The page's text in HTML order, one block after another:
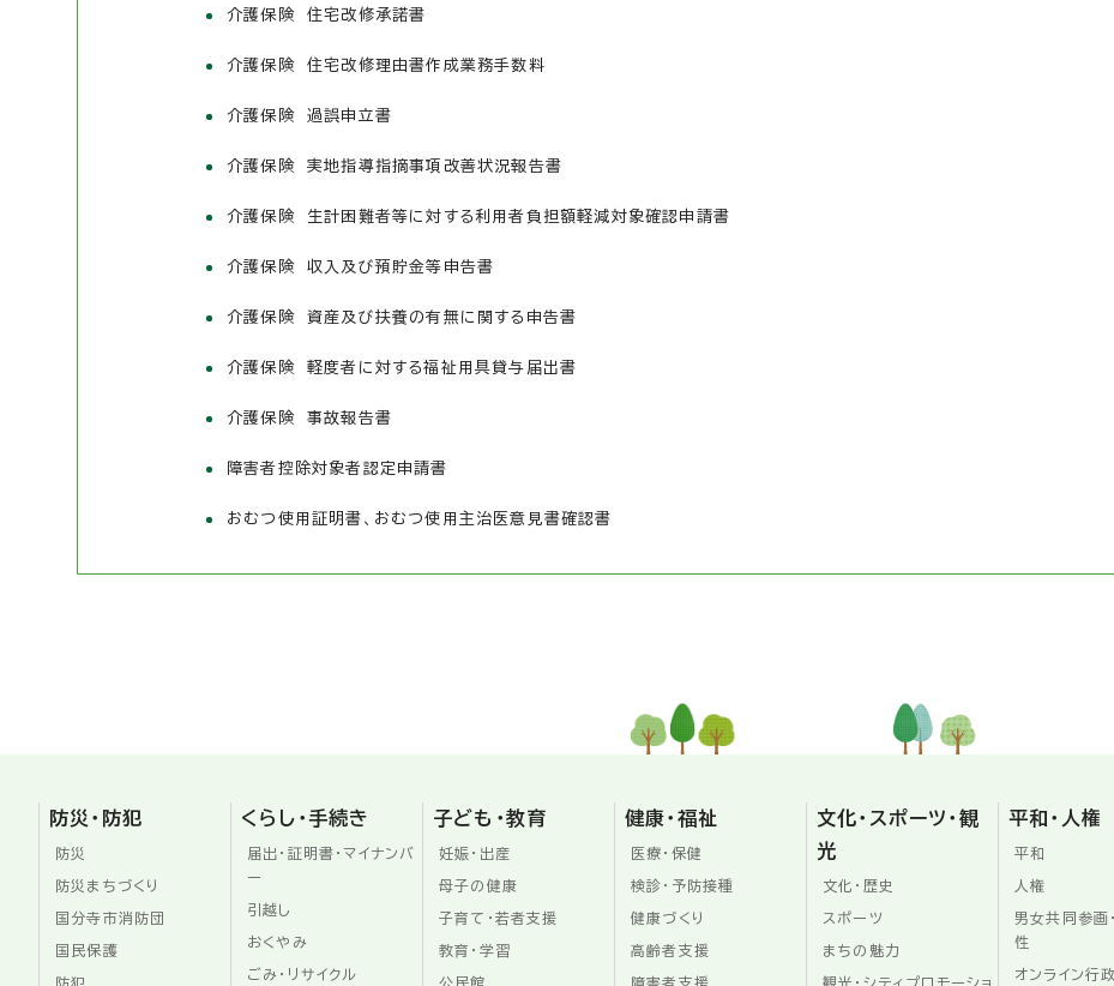
介護保険 住宅改修承諾書
介護保険 住宅改修理由書作成業務手数料
介護保険 過誤申立書
介護保険 実地指導指摘事項改善状況報告書
介護保険 生計困難者等に対する利用者負担額軽減対象確認申請書
介護保険 収入及び預貯金等申告書
介護保険 資産及び扶養の有無に関する申告書
介護保険 軽度者に対する福祉用具貸与届出書
介護保険 事故報告書
障害者控除対象者認定申請書
おむつ使用証明書、おむつ使用主治医意見書確認書
防災・防犯
防災
防災まちづくり
国分寺市消防団
国民保護
防犯
くらし・手続き
届出・証明書・マイナンバ
ー
引越し
おくやみ
ごみ・リサイクル
子ども・教育
妊娠・出産
母子の健康
子育て・若者支援
教育・学習
公民館
健康・福祉
医療・保健
検診・予防接種
健康づくり
高齢者支援
障害者支援
文化・スポーツ・観
光
文化・歴史
スポーツ
まちの魅力
観光・シティプロモーショ
平和・人権
平和
人権
男女共同参画
性
オンライン行